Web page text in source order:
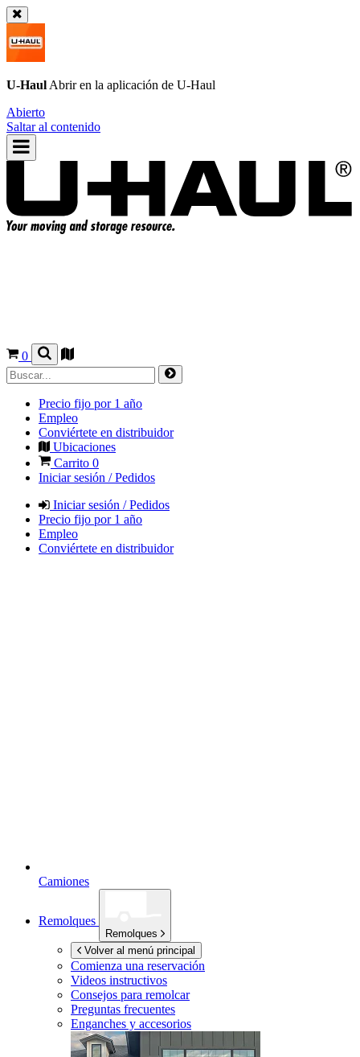
U-Haul Abrir en la aplicación de U-Haul
Abierto
Saltar al contenido
0
Precio fijo por 1 año
Empleo
Conviértete en distribuidor
Ubicaciones
Carrito 0
Iniciar sesión / Pedidos
Iniciar sesión / Pedidos
Precio fijo por 1 año
Empleo
Conviértete en distribuidor
Camiones
Remolques
Remolques
Volver al menú principal
Comienza una reservación
Videos instructivos
Consejos para remolcar
Preguntas frecuentes
Enganches y accesorios